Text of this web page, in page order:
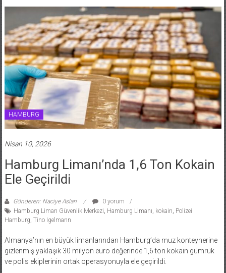
HAMBURG
Nisan 10, 2026
Hamburg Limanı’nda 1,6 Ton Kokain
Ele Geçirildi
Gönderen: Naciye Aslan
0 yorum
Hamburg Liman Güvenlik Merkezi, Hamburg Limanı, kokain, Polizei
Hamburg, Tino Igelmann
Almanya’nın en büyük limanlarından Hamburg’da muz konteynerine
gizlenmiş yaklaşık 30 milyon euro değerinde 1,6 ton kokain gümrük
ve polis ekiplerinin ortak operasyonuyla ele geçirildi.